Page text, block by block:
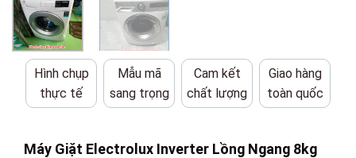
Hình chụp
thực tế
Mẫu mã
sang trọng
Cam kết
chất lượng
Giao hàng
toàn quốc
Máy Giặt Electrolux Inverter Lồng Ngang 8kg